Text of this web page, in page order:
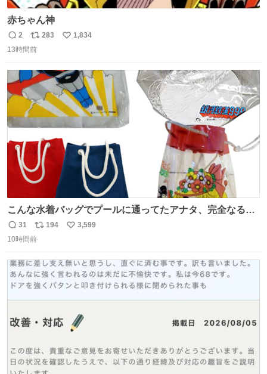
赤ちゃん神
返
信
2
リ
ポ
ト
数
283
い
数
1,834
13時間前
こんな水着バッグでプールに通ってたアナタ、完全なる同
世代（笑） #70年代 #80年代 #昭和レトロ
返
信
31
リ
ポ
ト
数
194
い
数
3,599
10時間前